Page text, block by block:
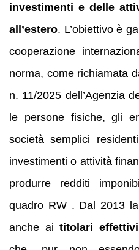
investimenti e delle
all’estero. L’obiettivo è
cooperazione
norma, come richiamata
n. 11/2025 dell’Agenzia
le persone fisiche, gli
società semplici
investimenti o attività
produrre redditi
quadro RW . Dal 2013
anche aititolari effettivi